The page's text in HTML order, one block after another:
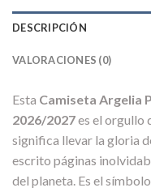
DESCRIPCIÓN
VALORACIONES (0)
Esta Camiseta Argelia
2026/2027es el orgullo
significa llevar la gloria
escrito páginas
del planeta. Es el